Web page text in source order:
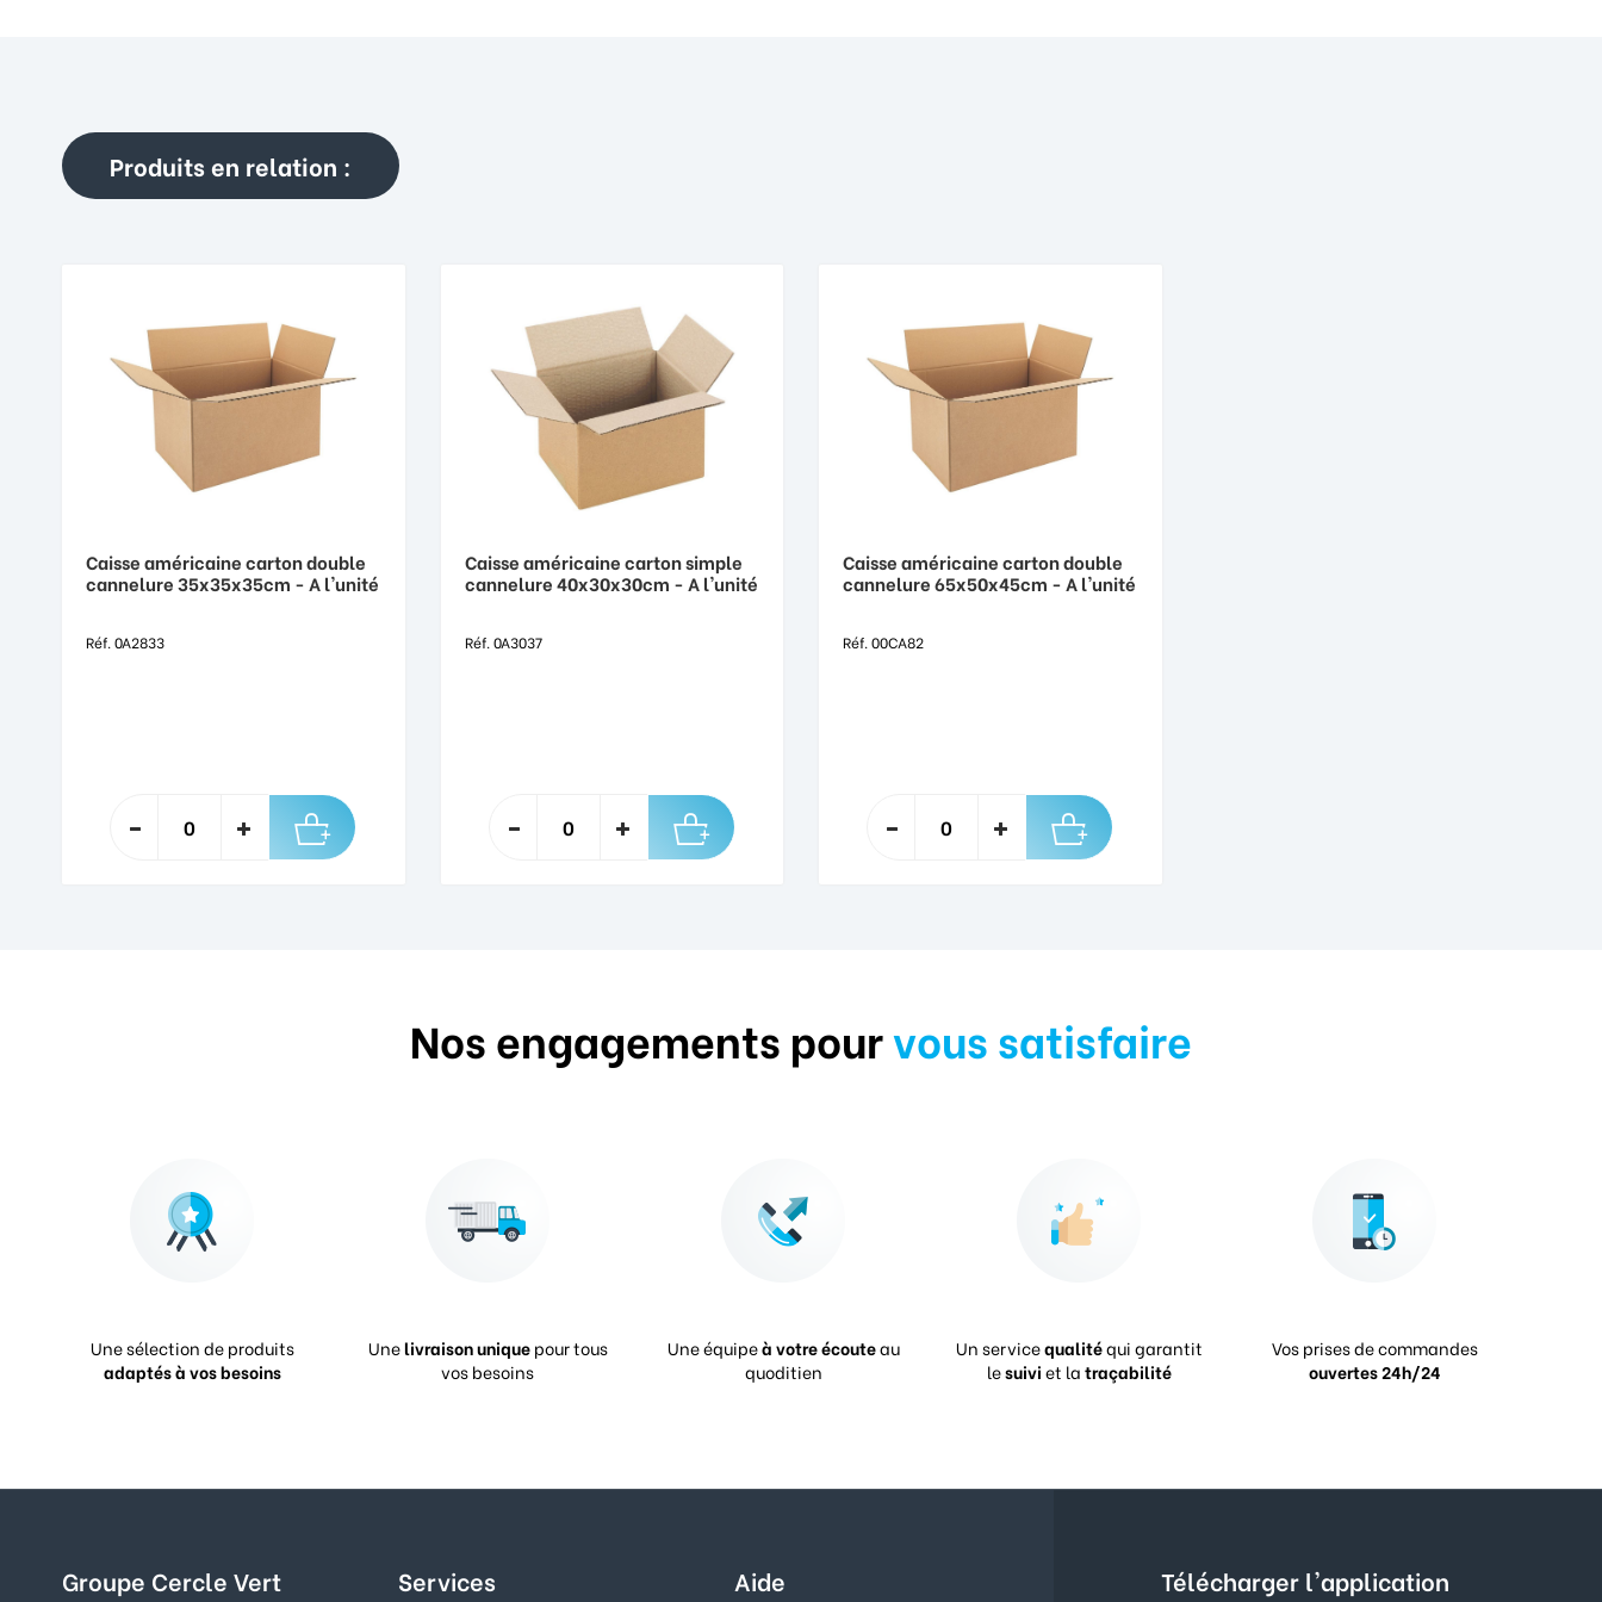
Produits en relation :
Caisse américaine carton double
cannelure 35x35x35cm - A l'unité
Réf. 0A2833
Caisse américaine carton simple
cannelure 40x30x30cm - A l'unité
Réf. 0A3037
Caisse américaine carton double
cannelure 65x50x45cm - A l'unité
Réf. 00CA82
Nos engagements pourvous satisfaire
Une sélection de produits
adaptés à vos besoins
Unelivraison uniquepour tous
vos besoins
Une équipeà votre écouteau
quoditien
Un servicequalitéqui garantit
lesuiviet latraçabilité
Vos prises de commandes
ouvertes 24h/24
Groupe Cercle Vert Services Aide Télécharger l'application